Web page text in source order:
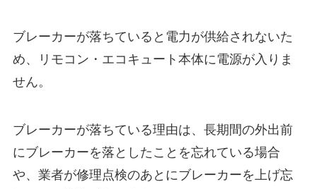
ブレーカーが落ちていると電力が供給されないた
め、リモコン・エコキュート本体に電源が入りま
せん。
ブレーカーが落ちている理由は、長期間の外出前
にブレーカーを落としたことを忘れている場合
や、業者が修理点検のあとにブレーカーを上げ忘